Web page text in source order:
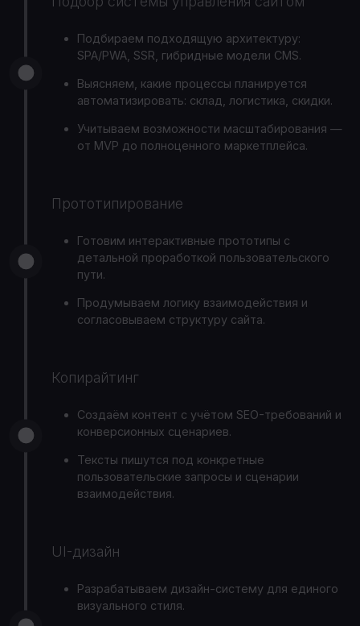
Подбираем подходящую архитектуру:
SPA/PWA, SSR, гибридные модели CMS.
Выясняем, какие процессы планируется
автоматизировать: склад, логистика, скидки.
Учитываем возможности масштабирования —
от MVP до полноценного маркетплейса.
Прототипирование
Готовим интерактивные прототипы с
детальной проработкой пользовательского
пути.
Продумываем логику взаимодействия и
согласовываем структуру сайта.
Копирайтинг
Создаём контент с учётом SEO-требований и
конверсионных сценариев.
Тексты пишутся под конкретные
пользовательские запросы и сценарии
взаимодействия.
UI-дизайн
Разрабатываем дизайн-систему для единого
визуального стиля.